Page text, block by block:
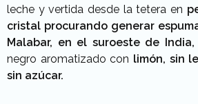
leche y vertida desde la tetera en
cristal procurando generar
Malabar, en el suroeste de India,
negro aromatizado con limón, sin
sin azúcar.